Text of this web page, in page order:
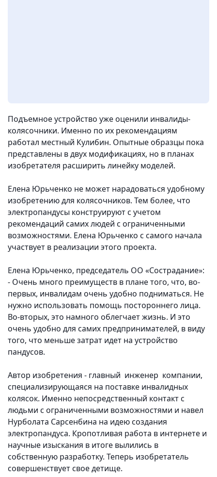
Подъемное устройство уже оценили инвалиды-
колясочники. Именно по их рекомендациям
работал местный Кулибин. Опытные образцы пока
представлены в двух модификациях, но в планах
изобретателя расширить линейку моделей.
Елена Юрьченко не может нарадоваться удобному
изобретению для колясочников. Тем более, что
электропандусы конструируют с учетом
рекомендаций самих людей с ограниченными
возможностями. Елена Юрьченко с самого начала
участвует в реализации этого проекта.
Елена Юрьченко, председатель ОО «Сострадание»:
- Очень много преимуществ в плане того, что, во-
первых, инвалидам очень удобно подниматься. Не
нужно использовать помощь постороннего лица.
Во-вторых, это намного облегчает жизнь. И это
очень удобно для самих предпринимателей, в виду
того, что меньше затрат идет на устройство
пандусов.
Автор изобретения - главный инженер компании,
специализирующаяся на поставке инвалидных
колясок. Именно непосредственный контакт с
людьми с ограниченными возможностями и навел
Нурболата Сарсенбина на идею создания
электропандуса. Кропотливая работа в интернете и
научные изыскания в итоге вылились в
собственную разработку. Теперь изобретатель
совершенствует свое детище.